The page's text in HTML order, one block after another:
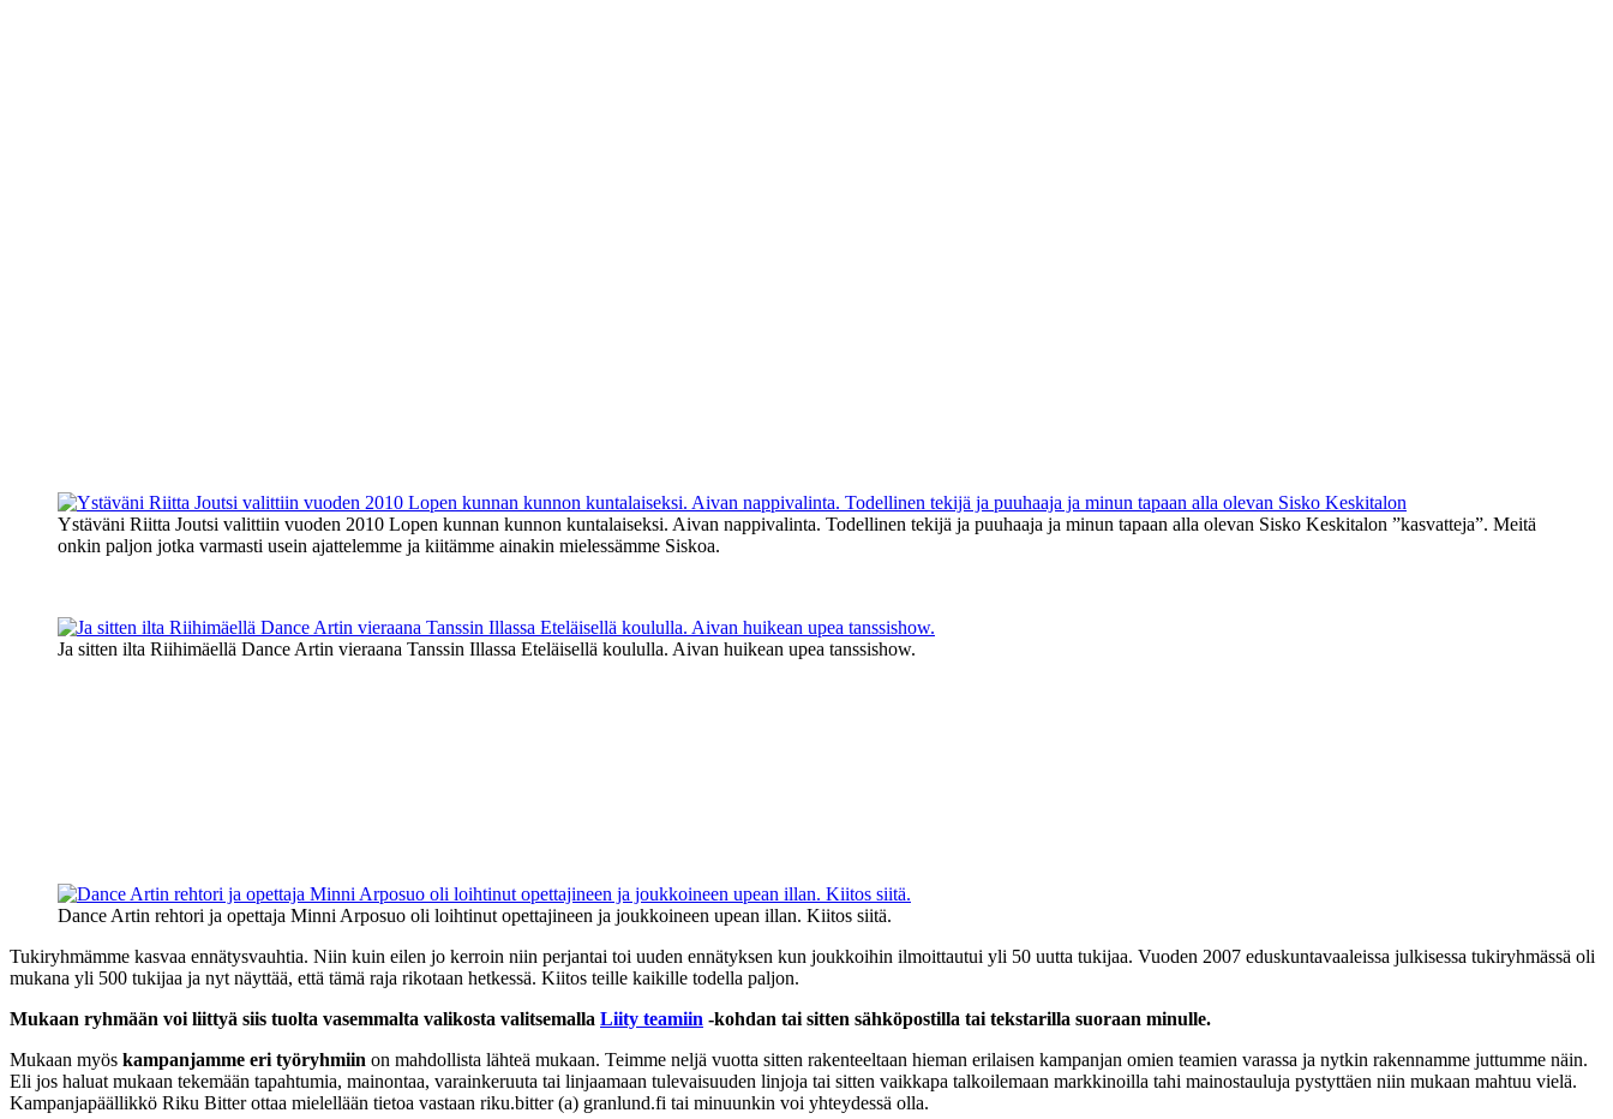
Ystäväni Riitta Joutsi valittiin vuoden 2010 Lopen kunnan kunnon kuntalaiseksi. Aivan nappivalinta. Todellinen tekijä ja puuhaaja ja minun tapaan alla olevan Sisko Keskitalon ”kasvatteja”. Meitä
onkin paljon jotka varmasti usein ajattelemme ja kiitämme ainakin mielessämme Siskoa.
Ja sitten ilta Riihimäellä Dance Artin vieraana Tanssin Illassa Eteläisellä koululla. Aivan huikean upea tanssishow.
Dance Artin rehtori ja opettaja Minni Arposuo oli loihtinut opettajineen ja joukkoineen upean illan. Kiitos siitä.
Tukiryhmämme kasvaa ennätysvauhtia. Niin kuin eilen jo kerroin niin perjantai toi uuden ennätyksen kun joukkoihin ilmoittautui yli 50 uutta tukijaa. Vuoden 2007 eduskuntavaaleissa julkisessa tukiryhmässä oli
mukana yli 500 tukijaa ja nyt näyttää, että tämä raja rikotaan hetkessä. Kiitos teille kaikille todella paljon.
Mukaan ryhmään voi liittyä siis tuolta vasemmalta valikosta valitsemalla Liity teamiin -kohdan tai sitten sähköpostilla tai tekstarilla suoraan minulle.
Mukaan myös kampanjamme eri työryhmiin on mahdollista lähteä mukaan. Teimme neljä vuotta sitten rakenteeltaan hieman erilaisen kampanjan omien teamien varassa ja nytkin rakennamme juttumme näin.
Eli jos haluat mukaan tekemään tapahtumia, mainontaa, varainkeruuta tai linjaamaan tulevaisuuden linjoja tai sitten vaikkapa talkoilemaan markkinoilla tahi mainostauluja pystyttäen niin mukaan mahtuu vielä.
Kampanjapäällikkö Riku Bitter ottaa mielellään tietoa vastaan riku.bitter (a) granlund.fi tai minuunkin voi yhteydessä olla.